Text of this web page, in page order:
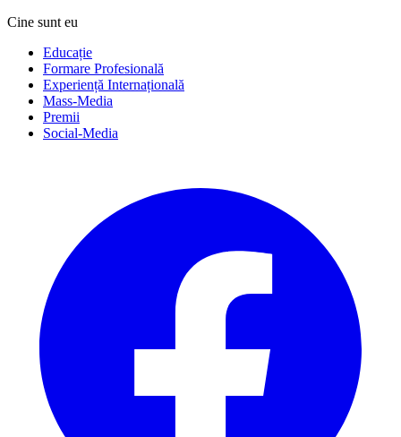
Cine sunt eu
Educație
Formare Profesională
Experiență Internațională
Mass-Media
Premii
Social-Media